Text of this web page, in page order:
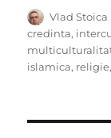
Author
Vlad Stoica
credinta,
islamica, religie,